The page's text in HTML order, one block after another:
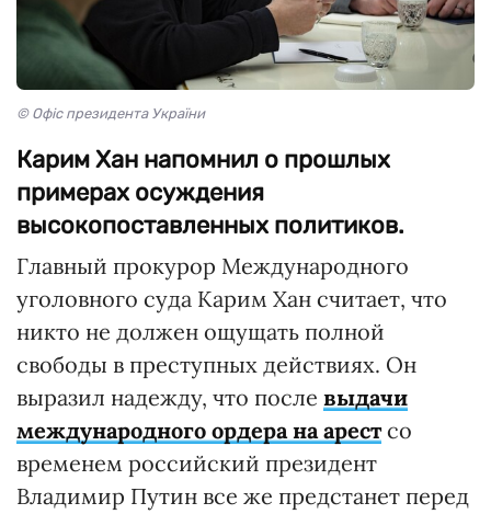
© Офіс президента України
Карим Хан напомнил о прошлых
примерах осуждения
высокопоставленных политиков.
Главный прокурор Международного
уголовного суда Карим Хан считает, что
никто не должен ощущать полной
свободы в преступных действиях. Он
выразил надежду, что после выдачи
международного ордера на арестсо
временем российский президент
Владимир Путин все же предстанет перед